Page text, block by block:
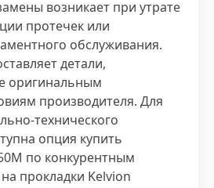
возникает при утрате
протечек или
обслуживания.
детали,
оригинальным
производителя. Для
технического
опция купить
по конкурентным
прокладки Kelvion